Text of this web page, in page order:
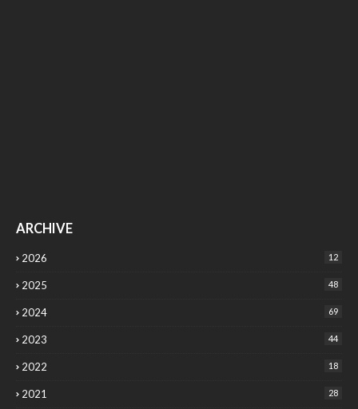
ARCHIVE
2026 12
2025 48
2024 69
2023 44
2022 18
2021 28